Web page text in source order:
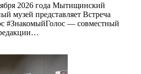
2026 года Мытищинский
музей представляет Встреча
#ЗнакомыйГолос — совместный